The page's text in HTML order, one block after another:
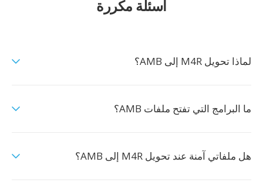
أسئلة مكررة
لماذا تحويل M4R إلى AMB؟
ما البرامج التي تفتح ملفات AMB؟
هل ملفاتي آمنة عند تحويل M4R إلى AMB؟